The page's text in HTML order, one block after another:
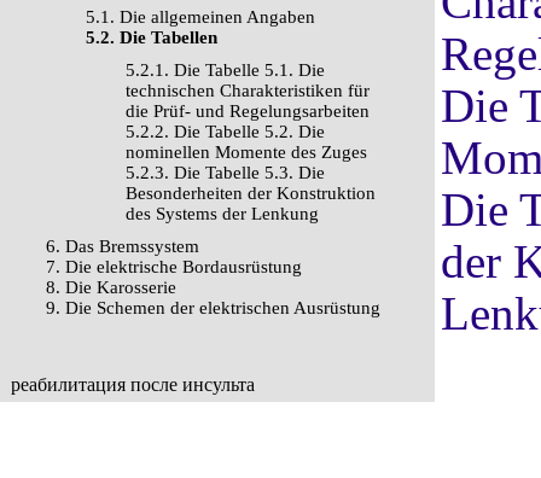
5.1. Die allgemeinen Angaben
5.2. Die Tabellen
5.2.1. Die Tabelle 5.1. Die
technischen Charakteristiken für
die Prüf- und Regelungsarbeiten
5.2.2. Die Tabelle 5.2. Die
nominellen Momente des Zuges
5.2.3. Die Tabelle 5.3. Die
Besonderheiten der Konstruktion
des Systems der Lenkung
6. Das Bremssystem
7. Die elektrische Bordausrüstung
8. Die Karosserie
9. Die Schemen der elektrischen Ausrüstung
реабилитация после инсульта
Die
Die
der